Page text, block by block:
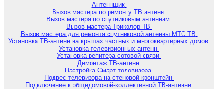
Антеннщик
Вызов мастера по ремонту ТВ антенн
Вызов мастера по спутниковым антеннам
Вызов мастера Триколор ТВ
Вызов мастера для ремонта спутниковой антенны МТС ТВ
Установка ТВ-антенн на крышах частных и многоквартирных домов
Установка телевизионных антенн
Установка репитера сотовой связи
Демонтаж ТВ-антенн
Настройка Смарт телевизора
Подвес телевизора на стеновой кронштейн
Подключение к общедомовой-коллективной ТВ-антенне